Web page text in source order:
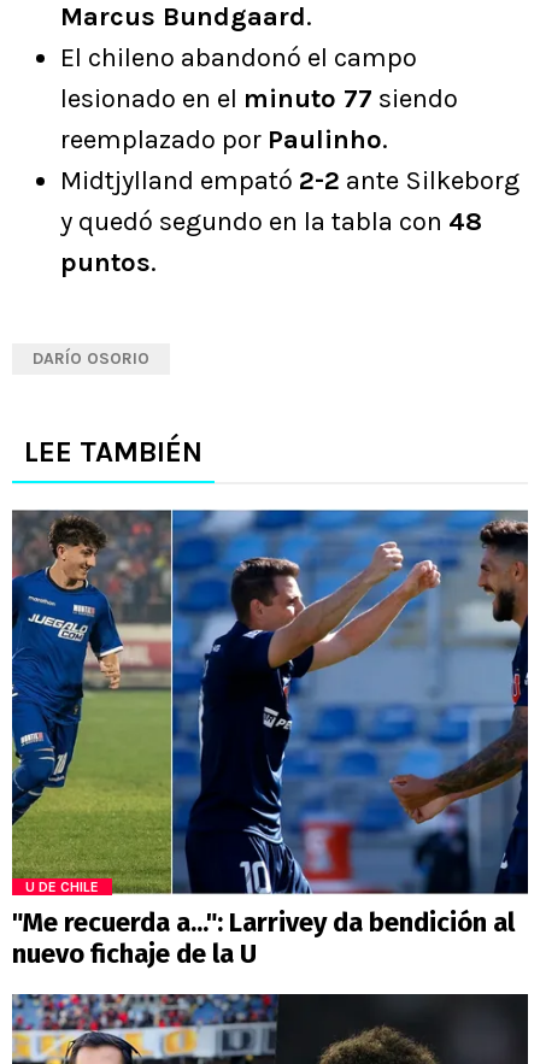
Marcus Bundgaard.
El chileno abandonó el campo
lesionado en el minuto 77 siendo
reemplazado por Paulinho.
Midtjylland empató 2-2 ante Silkeborg
y quedó segundo en la tabla con 48
puntos.
DARÍO OSORIO
LEE TAMBIÉN
U DE CHILE
"Me recuerda a...": Larrivey da bendición al
nuevo fichaje de la U